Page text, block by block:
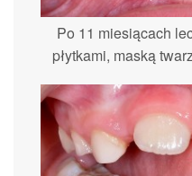
Po 11 miesiącach
płytkami, maską